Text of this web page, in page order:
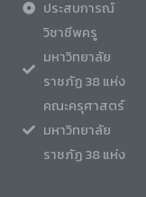
ประสบการณ์
วิชาชีพครู
มหาวิทยาลัย
ราชภัฏ 38 แห่ง
คณะครุศาสตร์
มหาวิทยาลัย
ราชภัฏ 38 แห่ง